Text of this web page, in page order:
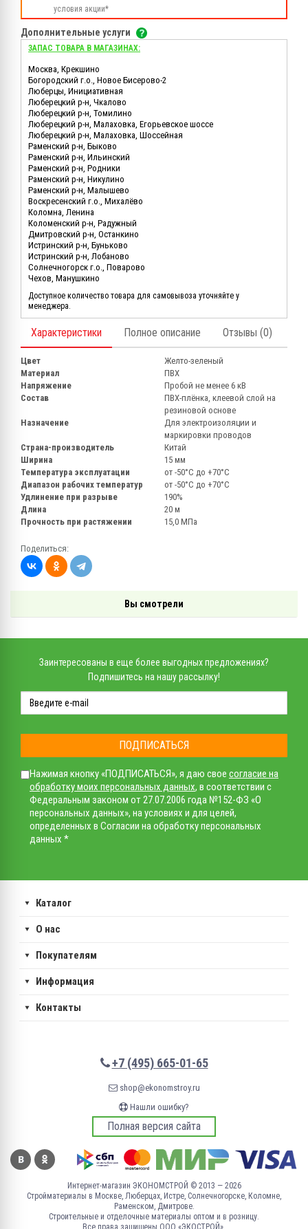
условия акции*
Дополнительные услуги
ЗАПАС ТОВАРА В МАГАЗИНАХ:
Москва, Крекшино
Богородский г.о., Новое Бисерово-2
Люберцы, Инициативная
Люберецкий р-н, Чкалово
Люберецкий р-н, Томилино
Люберецкий р-н, Малаховка, Егорьевское шоссе
Люберецкий р-н, Малаховка, Шоссейная
Раменский р-н, Быково
Раменский р-н, Ильинский
Раменский р-н, Родники
Раменский р-н, Никулино
Раменский р-н, Малышево
Воскресенский г.о., Михалёво
Коломна, Ленина
Коломенский р-н, Радужный
Дмитровский р-н, Останкино
Истринский р-н, Буньково
Истринский р-н, Лобаново
Солнечногорск г.о., Поварово
Чехов, Манушкино
Доступное количество товара для самовывоза уточняйте у
менеджера.
Характеристики Полное описание Отзывы (0)
Цвет
Желто-зеленый
Материал
ПВХ
Напряжение
Пробой не менее 6 кВ
Состав
ПВХ-плёнка, клеевой слой на
резиновой основе
Назначение
Для электроизоляции и
маркировки проводов
Страна-производитель
Китай
Ширина
15 мм
Температура эксплуатации
от -50°С до +70°С
Диапазон рабочих температур
от -50°С до +70°С
Удлинение при разрыве
190%
Длина
20 м
Прочность при растяжении
15,0 МПа
Поделиться:
Вы смотрели
Заинтересованы в еще более выгодных предложениях?
Подпишитесь на нашу рассылку!
ПОДПИСАТЬСЯ
Нажимая кнопку «ПОДПИСАТЬСЯ», я даю свое согласие на
обработку моих персональных данных, в соответствии с
Федеральным законом от 27.07.2006 года №152-ФЗ «О
персональных данных», на условиях и для целей,
определенных в Согласии на обработку персональных
данных *
Каталог
О нас
Покупателям
Информация
Контакты
+7 (495) 665-01-65
shop@ekonomstroy.ru
Нашли ошибку?
Полная версия сайта
Интернет-магазин ЭКОНОМСТРОЙ © 2013 — 2026
Стройматериалы в Москве, Люберцах, Истре, Солнечногорске, Коломне,
Раменском, Дмитрове.
Строительные и отделочные материалы оптом и в розницу.
Все права защищены ООО «ЭКОСТРОЙ».